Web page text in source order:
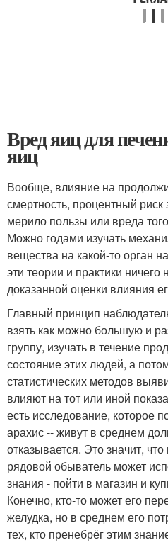
Вред яиц для
яиц
Вообще, влияние на
смертность, процентный
мерило пользы или вреда
Можно годами изучать
вещества на какой-то орган
эти теории и практики ничего
доказанной оценки влияния
Главный принцип
взять как можно большую и
группу, изучать в течение
состояние этих людей, а
статистических методов
влияют на тот или иной
есть исследование, которое
арахис -- живут в среднем
отказывается. Это значит,
рядовой обыватель может
знания - пойти в магазин и
Конечно, кто-то может его
желудка, но в среднем его
тех, кто пренебрёг этим